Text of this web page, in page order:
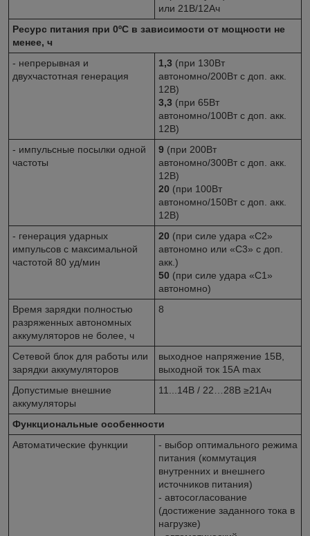
или 21В/12Ач
Ресурс питания при 0ºС в зависимости от мощности не
менее, ч
- непрерывная и
двухчастотная генерация
1,3 (при 130Вт
автономно/200Вт с доп. акк.
12В)
3,3 (при 65Вт
автономно/100Вт с доп. акк.
12В)
- импульсные посылки одной
частоты
9 (при 200Вт
автономно/300Вт с доп. акк.
12В)
20 (при 100Вт
автономно/150Вт с доп. акк.
12В)
- генерация ударных
импульсов с максимальной
частотой 80 уд/мин
20 (при силе удара «С2»
автономно или «С3» с доп.
акк.)
50 (при силе удара «С1»
автономно)
Время зарядки полностью
разряженных автономных
аккумуляторов не более, ч
8
Сетевой блок для работы или
зарядки аккумуляторов
выходное напряжение 15В,
выходной ток 15А max
Допустимые внешние
аккумуляторы
11...14В / 22…28В ≥21Ач
Функциональные особенности
Автоматические функции
- выбор оптимального режима
питания (коммутация
внутренних и внешнего
источников питания)
- автосогласование
(достижение заданного тока в
нагрузке)